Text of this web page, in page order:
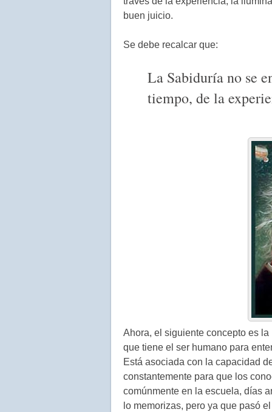
buen juicio.
Se debe recalcar que:
La Sabiduría no se
tiempo, de la
Ahora, el siguiente concepto es
que tiene el ser humano para
Está asociada con la capacidad
constantemente para que los
comúnmente en la escuela, días
lo memorizas, pero ya que pasó